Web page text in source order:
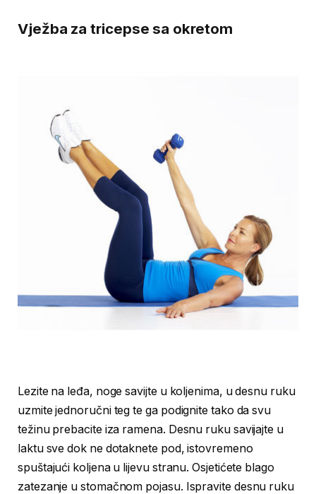
Vježba za tricepse sa okretom
Lezite na leđa, noge savijte u koljenima, u desnu ruku
uzmite jednoručni teg te ga podignite tako da svu
težinu prebacite iza ramena. Desnu ruku savijajte u
laktu sve dok ne dotaknete pod, istovremeno
spuštajući koljena u lijevu stranu. Osjetićete blago
zatezanje u stomačnom pojasu. Ispravite desnu ruku